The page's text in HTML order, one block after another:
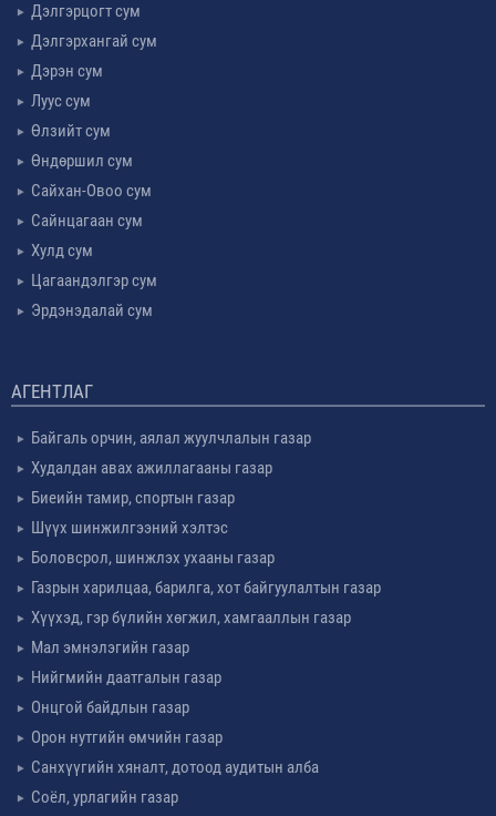
Дэлгэрцогт сум
Дэлгэрхангай сум
Дэрэн сум
Луус сум
Өлзийт сум
Өндөршил сум
Сайхан-Овоо сум
Сайнцагаан сум
Хулд сум
Цагаандэлгэр сум
Эрдэнэдалай сум
АГЕНТЛАГ
Байгаль орчин, аялал жуулчлалын газар
Худалдан авах ажиллагааны газар
Биеийн тамир, спортын газар
Шүүх шинжилгээний хэлтэс
Боловсрол, шинжлэх ухааны газар
Газрын харилцаа, барилга, хот байгуулалтын газар
Хүүхэд, гэр бүлийн хөгжил, хамгааллын газар
Мал эмнэлэгийн газар
Нийгмийн даатгалын газар
Онцгой байдлын газар
Орон нутгийн өмчийн газар
Санхүүгийн хяналт, дотоод аудитын алба
Соёл, урлагийн газар